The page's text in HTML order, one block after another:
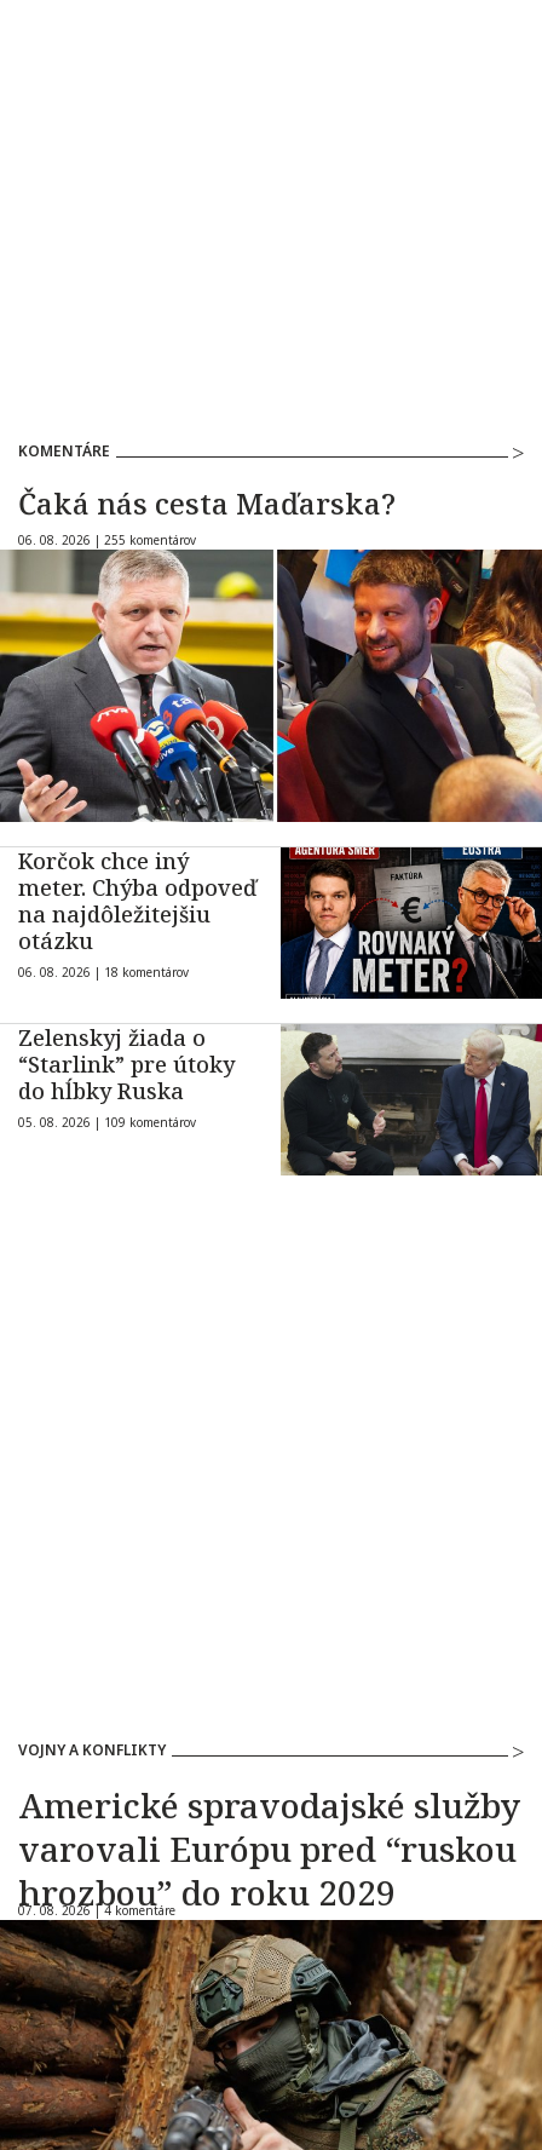
KOMENTÁRE
Čaká nás cesta Maďarska?
06. 08. 2026 | 255 komentárov
Korčok chce iný
meter. Chýba odpoveď
na najdôležitejšiu
otázku
06. 08. 2026 | 18 komentárov
Zelenskyj žiada o
“Starlink” pre útoky
do hĺbky Ruska
05. 08. 2026 | 109 komentárov
VOJNY A KONFLIKTY
Americké spravodajské služby
varovali Európu pred “ruskou
hrozbou” do roku 2029
07. 08. 2026 |4 komentáre